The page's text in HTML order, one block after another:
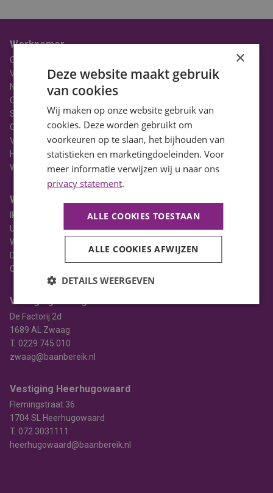
Werknemer
Over BaanBereik
Vacatures
Nieuws
Ons Team
Stages
Contact
Vacatures in Noord-Holland
HBO Vacatures
WO Vacatures
Werkgever
Ik heb een vacature
Uitzenden
Werving & selectie
Detacheren
Opleiden
Vestiging Zwaag
De Factorij 2d
1689 AL Zwaag
T. 0229 745 010
zwaag@baanbereik.nl
Vestiging Heerhugowaard
Flemingstraat 36
1704 SL Heerhugowaard
T. 072 3031111
heerhugowaard@baanbereik.nl
×
Deze website maakt gebruik
van cookies
Wij maken op onze website gebruik van
cookies. Deze worden gebruikt om
voorkeuren op te slaan, het bijhouden van
statistieken en marketingdoeleinden. Voor
meer informatie verwijzen wij u naar ons
privacy statement.
ALLE COOKIES TOESTAAN
ALLE COOKIES AFWIJZEN
DETAILS WEERGEVEN